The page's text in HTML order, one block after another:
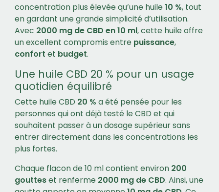
concentration plus élevée qu’une huile10 %, tout
en gardant une grande simplicité d’utilisation.
Avec 2000 mg de CBD en 10 ml, cette huile offre
un excellent compromis entre puissance,
confort et budget.
Une huile CBD 20 % pour un usage
quotidien équilibré
Cette huile CBD 20 % a été pensée pour les
personnes qui ont déjà testé le CBD et qui
souhaitent passer à un dosage supérieur sans
entrer directement dans les concentrations les
plus fortes.
Chaque flacon de 10 ml contient environ 200
goutteset renferme 2000 mg de CBD. Ainsi, une